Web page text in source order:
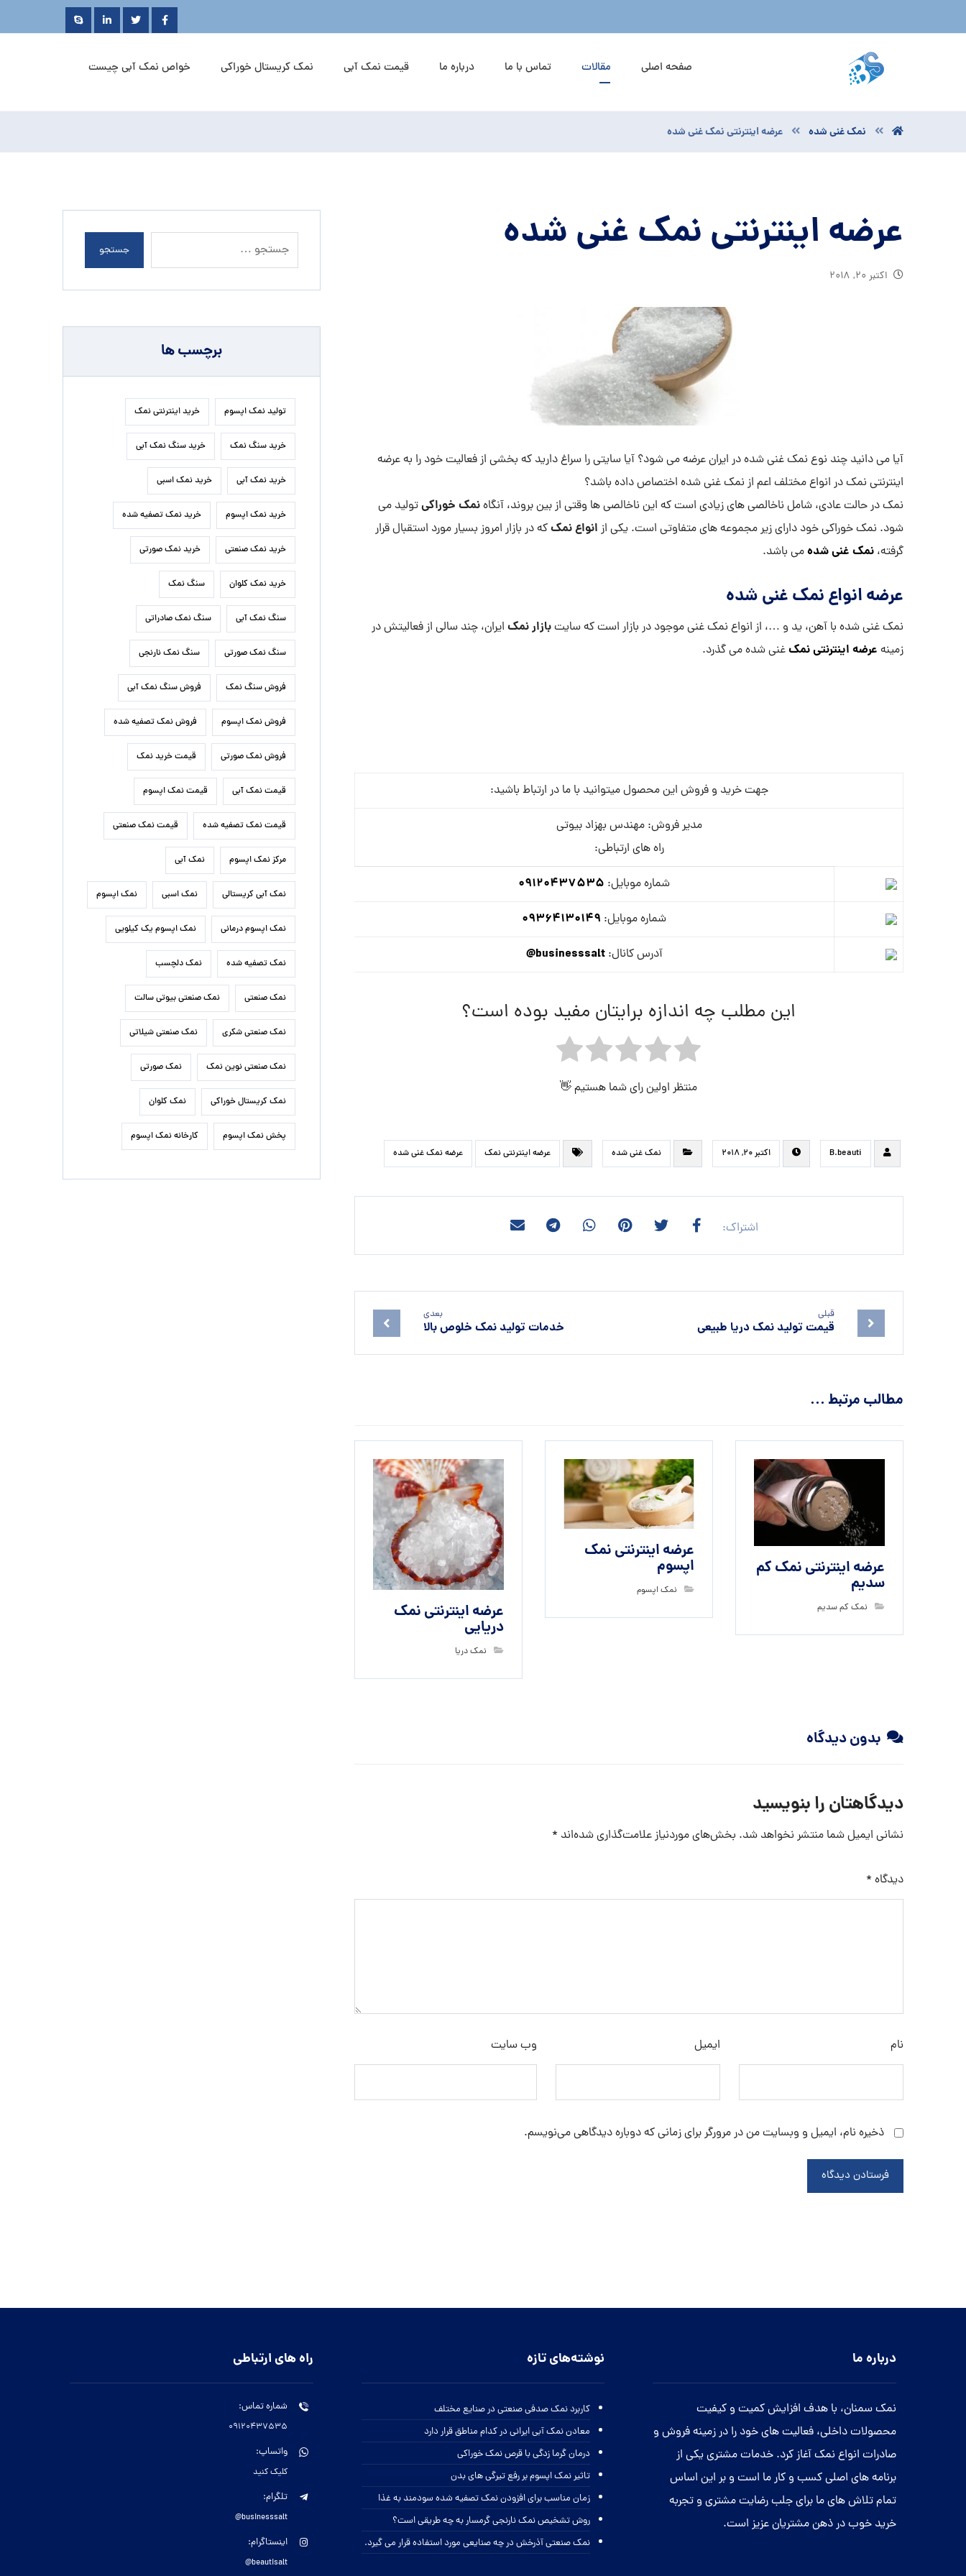
صفحه اصلی مقالات تماس با ما درباره ما قیمت نمک آبی نمک کریستال خوراکی خواص نمک آبی چیست
نمک غنی شده عرضه اینترنتی نمک غنی شده
عرضه اینترنتی نمک غنی شده
اکتبر ۲۰, ۲۰۱۸
آیا می دانید چند نوع نمک غنی شده در ایران عرضه می شود؟ آیا سایتی را سراغ دارید که بخشی از فعالیت خود را به عرضه
اینترنتی نمک در انواع مختلف اعم از نمک غنی شده اختصاص داده باشد؟
نمک در حالت عادی، شامل ناخالصی های زیادی است که این ناخالصی ها وقتی از بین بروند، آنگاهنمک خوراکیتولید می
شود. نمک خوراکی خود دارای زیر مجموعه های متفاوتی است. یکی از انواع نمککه در بازار امروز بسیار مورد استقبال قرار
گرفته، نمک غنی شدهمی باشد.
عرضه انواع نمک غنی شده
نمک غنی شده با آهن، ید و …، از انواع نمک غنی موجود در بازار است که سایتبازار نمک ایران، چند سالی از فعالیتش در
زمینه عرضه اینترنتی نمکغنی شده می گذرد.
جهت خرید و فروش این محصول میتوانید با ما در ارتباط باشید:
مدیر فروش: مهندس بهزاد بیوتی
راه های ارتباطی:
شماره موبایل: 09120437535
شماره موبایل: 09364130149
آدرس کانال:businesssalt@
این مطلب چه اندازه برایتان مفید بوده است؟
منتظر اولین رای شما هستیم 👋
B.beauti اکتبر ۲۰, ۲۰۱۸ نمک غنی شده عرضه اینترنتی نمک عرضه نمک غنی شده
قبلی
قیمت تولید نمک دریا طبیعی
بعدی
خدمات تولید نمک خلوص بالا
مطالب مرتبط ...
عرضه اینترنتی نمک کم
سدیم
نمک کم سدیم
عرضه اینترنتی نمک
اپسوم
نمک اپسوم
عرضه اینترنتی نمک
دریایی
نمک دریا
بدون دیدگاه
دیدگاهتان را بنویسید
نشانی ایمیل شما منتشر نخواهد شد. بخش‌های موردنیاز علامت‌گذاری شده‌اند *
دیدگاه *
نام ایمیل وب‌ سایت
ذخیره نام، ایمیل و وبسایت من در مرورگر برای زمانی که دوباره دیدگاهی می‌نویسم.
فرستادن دیدگاه
جستجو
برچسب ها
تولید نمک اپسوم خرید اینترنتی نمک
خرید سنگ نمک خرید سنگ نمک آبی
خرید نمک آبی خرید نمک اسبی
خرید نمک اپسوم خرید نمک تصفیه شده
خرید نمک صنعتی خرید نمک صورتی
خرید نمک کلوان سنگ نمک
سنگ نمک آبی سنگ نمک صادراتی
سنگ نمک صورتی سنگ نمک نارنجی
فروش سنگ نمک فروش سنگ نمک آبی
فروش نمک اپسوم فروش نمک تصفیه شده
فروش نمک صورتی قیمت خرید نمک
قیمت نمک آبی قیمت نمک اپسوم
قیمت نمک تصفیه شده قیمت نمک صنعتی
مرکز نمک اپسوم نمک آبی
نمک آبی کریستالی نمک اسبی نمک اپسوم
نمک اپسوم درمانی نمک اپسوم یک کیلویی
نمک تصفیه شده نمک دلچسب
نمک صنعتی نمک صنعتی بیوتی سالت
نمک صنعتی شکری نمک صنعتی شیلاتی
نمک صنعتی نوین نمک نمک صورتی
نمک کریستال خوراکی نمک کلوان
پخش نمک اپسوم کارخانه نمک اپسوم
درباره ما
نمک سمنان، با هدف افزایش کمیت و کیفیت
محصولات داخلی، فعالیت های خود را در زمینه فروش و
صادرات انواع نمک آغاز کرد. خدمات مشتری یکی از
برنامه های اصلی کسب و کار ما است و بر این اساس
تمام تلاش های ما برای جلب رضایت مشتری و تجربه
خرید خوب در ذهن مشتریان عزیز است.
نوشته‌های تازه
کاربرد نمک صدفی صنعتی در صنایع مختلف
معادن نمک آبی ایرانی در کدام مناطق قرار دارد
درمان گرما زدگی با قرص نمک خوراکی
تاثیر نمک اپسوم بر رفع تیرگی های بدن
زمان مناسب برای افزودن نمک تصفیه شده سودمند به غذا
روش تشخیص نمک نارنجی گرمسار به چه طریقی است؟
نمک صنعتی آذرخش در چه صنایعی مورد استفاده قرار می گیرد.
راه های ارتباطی
شماره تماس:
09120437535
واتساپ:
کلیک کنید
تلگرام:
businesssalt@
اینستاگرام:
beautisalt@